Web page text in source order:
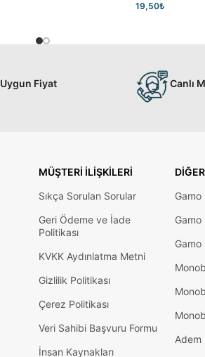
19,50₺
Uygun Fiyat Canlı
MÜŞTERI İLIŞKILERI
Sıkça Sorulan Sorular
Geri Ödeme ve İade
Politikası
KVKK Aydınlatma Metni
Gizlilik Politikası
Çerez Politikası
Veri Sahibi Başvuru Formu
İnsan Kaynakları
Gamo
Gamo
Adem